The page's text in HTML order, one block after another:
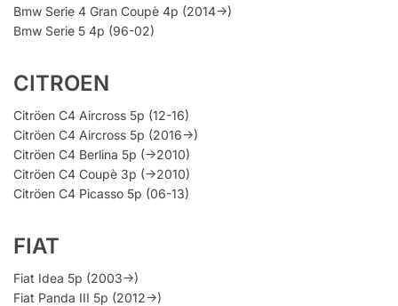
Bmw Serie 4 Gran Coupè 4p (2014->)
Bmw Serie 5 4p (96-02)
CITROEN
Citröen C4 Aircross 5p (12-16)
Citröen C4 Aircross 5p (2016->)
Citröen C4 Berlina 5p (->2010)
Citröen C4 Coupè 3p (->2010)
Citröen C4 Picasso 5p (06-13)
FIAT
Fiat Idea 5p (2003->)
Fiat Panda III 5p (2012->)